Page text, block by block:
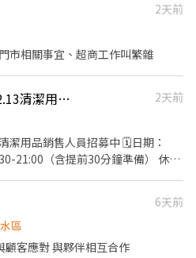
、三節禮金(品)、福委會福利
2天前
市相關事宜、超商工作叫繁雜
📢【萬家福淡新】9/5.6.12.13清潔用品銷售人員招募中
2天前
品銷售人員招募中 🗓日期：
品銷售與推
6天前
區
顧客應對 與夥伴相互合作